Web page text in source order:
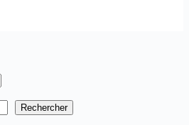
Rechercher